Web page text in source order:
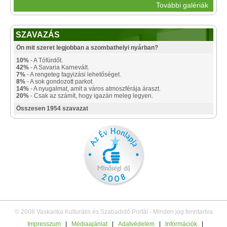
További galériák
SZAVAZÁS
Ön mit szeret legjobban a szombathelyi nyárban?
10% - A Tófürdőt.
42% - A Savaria Karnevált.
7% - A rengeteg fagyizási lehetőséget.
8% - A sok gondozott parkot.
14% - A nyugalmat, amit a város atmoszférája áraszt.
20% - Csak az számít, hogy igazán meleg legyen.
Összesen 1954 szavazat
© 2008 Vaskarika Kulturális és Szabadidő Portál - Minden jog fenntartva
Impresszum
Médiaajánlat Adatvédelem Információk